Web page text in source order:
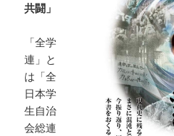
共闘」
「全学
連」と
は「全
日本学
生自治
会総連